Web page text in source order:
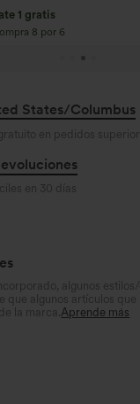
1 gratis
8 por 6
States/Columbus
en pedidos
en 30 días
algunos
que algunos artículos que
la marca. Aprende más